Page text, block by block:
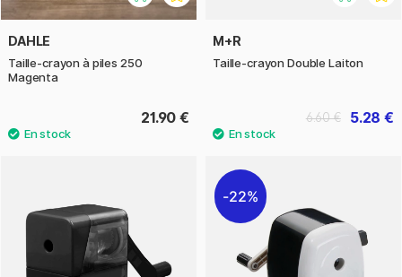
DAHLE
Taille-crayon à piles 250
Magenta
21.90 €
M+R
Taille-crayon Double Laiton
5.28 €
6.60 €
22%